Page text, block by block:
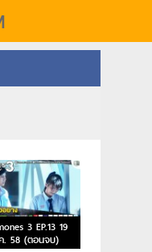
3 EP.13 19
. 58 (ตอนจบ)